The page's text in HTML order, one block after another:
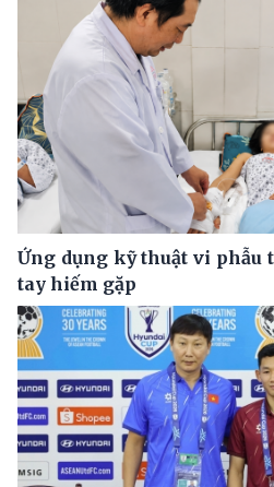
Ứng dụng kỹ thuật vi phẫu
tay hiếm gặp